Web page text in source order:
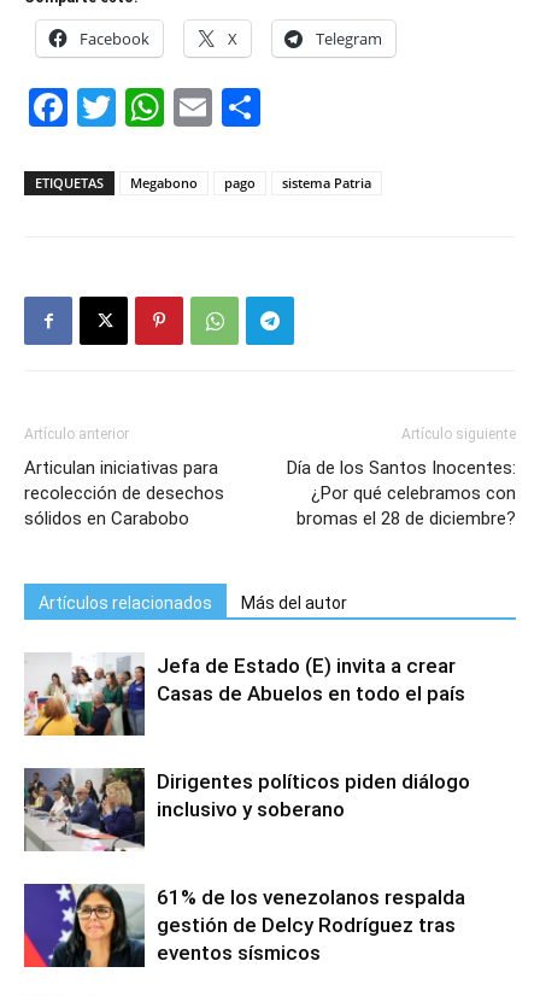
Facebook X Telegram
Facebook
Twitter
WhatsApp
Email
ETIQUETAS Megabono pago sistema Patria
Artículo anterior
Articulan iniciativas para
recolección de desechos
sólidos en Carabobo
Artículo siguiente
Día de los Santos Inocentes:
¿Por qué celebramos con
bromas el 28 de diciembre?
Artículos relacionados Más del autor
Jefa de Estado (E) invita a crear
Casas de Abuelos en todo el país
Dirigentes políticos piden diálogo
inclusivo y soberano
61% de los venezolanos respalda
gestión de Delcy Rodríguez tras
eventos sísmicos